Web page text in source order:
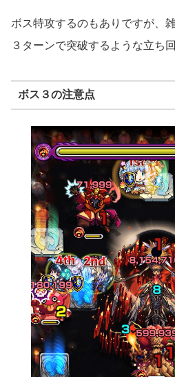
ボス特攻するのもありですが、
３ターンで突破するような立ち
ボス３の注意点